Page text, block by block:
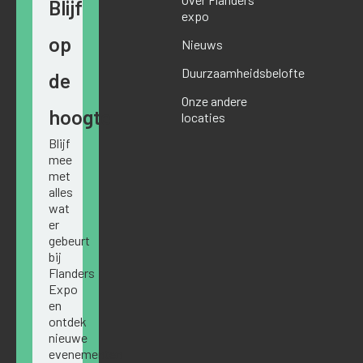
Blijf
op
de
hoogte
Blijf
mee
met
alles
wat
er
gebeurt
bij
Flanders
Expo
en
ontdek
nieuwe
evenementen
expo
Nieuws
Duurzaamheidsbelofte
Onze andere
locaties